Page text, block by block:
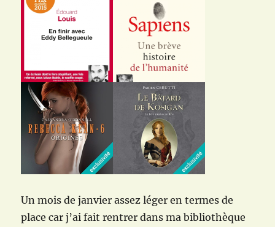
Un mois de janvier assez léger en termes de
place car j’ai fait rentrer dans ma bibliothèque